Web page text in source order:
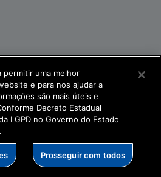
permitir uma melhor
e para nos ajudar a
são mais úteis e
Decreto Estadual
LGPD no Governo do Estado
Prosseguir com todos